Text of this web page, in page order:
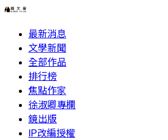
最新消息
文學新聞
全部作品
排行榜
焦點作家
徐淑卿專欄
鏡出版
IP改編授權